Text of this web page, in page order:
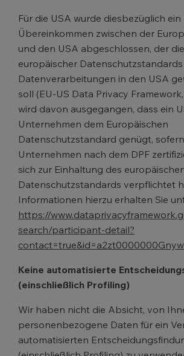
Für die USA wurde diesbezüglich ein
Übereinkommen zwischen der
und den USA abgeschlossen, der
europäischer
Datenverarbeitungen in den USA
soll (EU-US Data Privacy
wird davon ausgegangen, dass ein
Unternehmen dem Europäischen
Datenschutzstandard genügt,
Unternehmen nach dem DPF
sich zur Einhaltung des
Datenschutzstandards verpflichtet
Informationen hierzu erhalten Sie
https://
search/participant-detail?
Keine automatisierte
(einschließlich Profiling)
Wir haben nicht die Absicht, von
personenbezogene Daten für ein
automatisierten